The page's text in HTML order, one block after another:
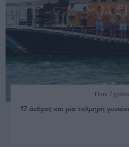
Πριν 7
17 άνδρες και μία τολμηρή